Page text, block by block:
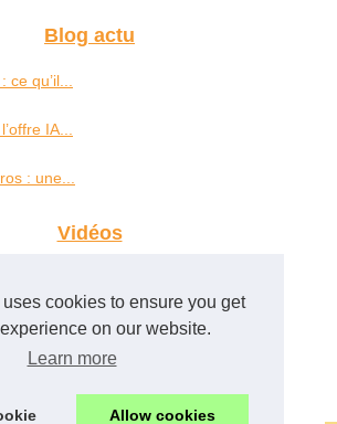
cookies to ensure you get
on our website.
Learn more
Allow cookies
Blog actu
ce qu’il...
IA...
: une...
Vidéos
direct :...